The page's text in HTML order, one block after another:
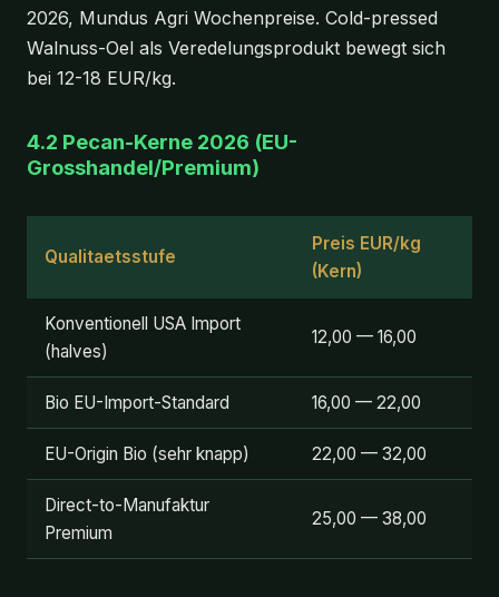
2026, Mundus Agri Wochenpreise. Cold-pressed
Walnuss-Oel als Veredelungsprodukt bewegt sich
bei 12-18 EUR/kg.
4.2 Pecan-Kerne 2026 (EU-
Grosshandel/Premium)
Qualitaetsstufe
Preis EUR/kg
(Kern)
Konventionell USA Import
(halves)
12,00 — 16,00
Bio EU-Import-Standard 16,00 — 22,00
EU-Origin Bio (sehr knapp) 22,00 — 32,00
Direct-to-Manufaktur
Premium
25,00 — 38,00